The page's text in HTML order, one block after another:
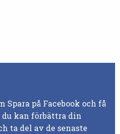
Spara på Facebook och få
kan förbättra din
ta del av de senaste